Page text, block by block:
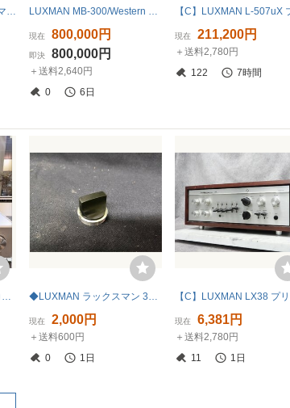
【07】LUXMAN ラックスマン L-507 アンプ 中古 現状品 260702K3961 LUXMAN MB-300/Western Electric 300B 真空管 モノラルパワーアンプペア ラックスマン シリアル連番 元箱あり 中古並品
現在 800,000円
即決 800,000円
＋送料2,640円
0
6日
現在 211,200円
＋送料2,780円
122
7時間
LUXMAN C-900u コントロールアンプ 展示 美品 ◆LUXMAN ラックスマン 38FD 取り外し ツマミ ノブ アンプ パーツ 部品◆下取歓迎 現状品 s0a4592
現在 2,000円
＋送料600円
0
1日
現在 6,381円
＋送料2,780円
11
1日